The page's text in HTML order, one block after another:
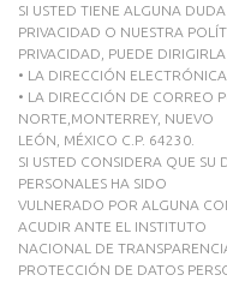
SI USTED TIENE ALGUNA
PRIVACIDAD O NUESTRA
PRIVACIDAD, PUEDE
• LA DIRECCIÓN
• LA DIRECCIÓN DE CORREO
NORTE,MONTERREY, NUEVO
LEÓN, MÉXICO C.P. 64230.
SI USTED CONSIDERA QUE
PERSONALES HA SIDO
VULNERADO POR ALGUNA
ACUDIR ANTE EL INSTITUTO
NACIONAL DE
PROTECCIÓN DE DATOS